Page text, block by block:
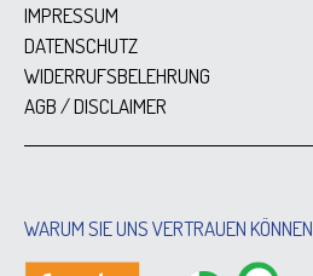
IMPRESSUM
DATENSCHUTZ
WIDERRUFSBELEHRUNG
AGB / DISCLAIMER
WARUM SIE UNS VERTRAUEN KÖNNEN